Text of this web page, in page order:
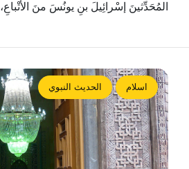
المُحَدِّثينَ إسْرائِيلَ بنِ يونُسَ منَ الأتْباعِ،
اسلام الحديث النبوي